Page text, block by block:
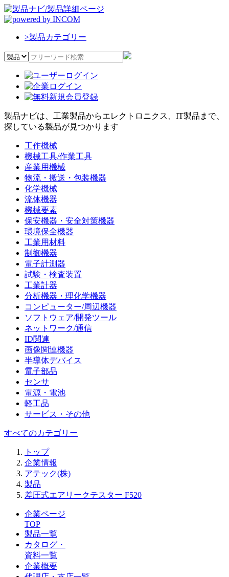
>製品カテゴリー
製品ナビは、工業製品からエレクトロニクス、IT製品まで、
探している製品が見つかります
工作機械
機械工具/作業工具
産業用機械
物流・搬送・包装機器
化学機械
流体機器
機械要素
保安機器・安全対策機器
環境保全機器
工業用材料
制御機器
電子計測器
試験・検査装置
工業計器
分析機器・理化学機器
コンピューター/周辺機器
ソフトウェア/開発ツール
ネットワーク/通信
ID関連
画像関連機器
半導体デバイス
電子部品
センサ
電源・電池
軽工品
サービス・その他
すべてのカテゴリー
トップ
企業情報
アテック(株)
製品
差圧式エアリークテスター F520
企業ページ
TOP
製品一覧
カタログ・
資料一覧
企業概要